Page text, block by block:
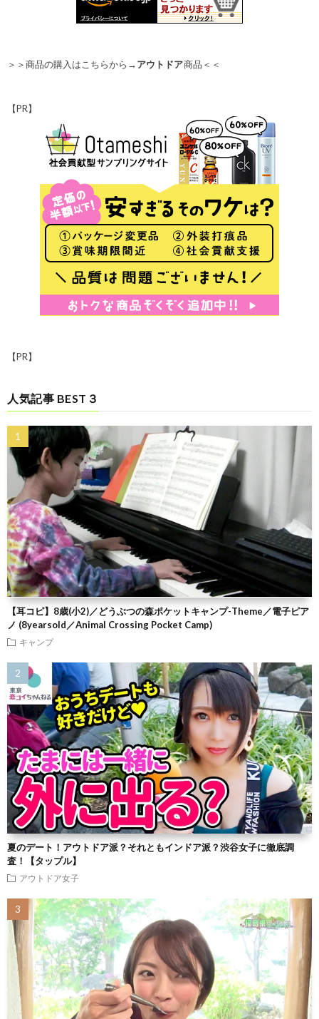
＞＞商品の購入はこちらから→アウトドア商品＜＜
【PR】
【PR】
人気記事 BEST３
【耳コピ】8歳(小2)／どうぶつの森ポケットキャンプ-Theme／電子ピア
ノ (8yearsold／Animal Crossing Pocket Camp)
キャンプ
夏のデート！アウトドア派？それともインドア派？渋谷女子に徹底調
査！【タップル】
アウトドア女子